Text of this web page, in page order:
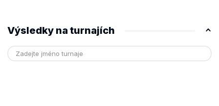
Výsledky na turnajích